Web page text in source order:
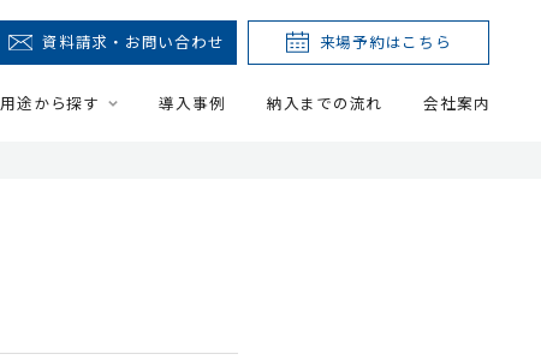
資料請求・お問い合わせ 来場予約はこちら
用途から探す 導入事例 納入までの流れ 会社案内